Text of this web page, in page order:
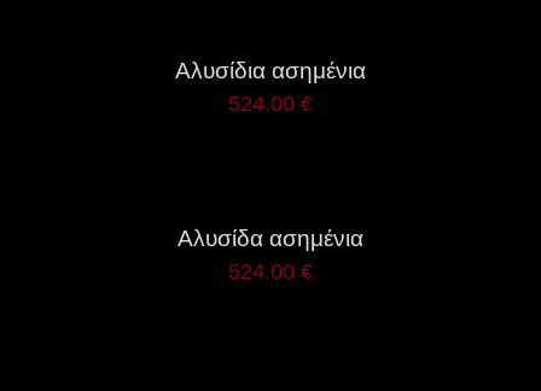
Αλυσίδια ασημένια
524.00 €
Αλυσίδα ασημένια
524.00 €